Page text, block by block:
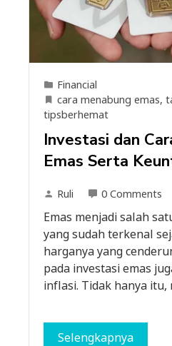
Financial
cara menabung emas,
tipsberhemat
Investasi dan
Emas Serta
Ruli 0 Comments
Emas menjadi salah
yang sudah terkenal
harganya yang
pada investasi emas
inflasi. Tidak hanya itu,
Selengkapnya